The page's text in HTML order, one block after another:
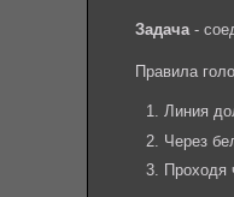
Задача-
Правила
Линия
Через
Проходя